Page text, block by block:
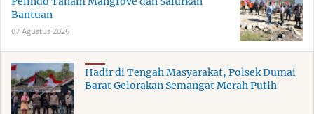
Bantuan
07 Agustus 2026
Hadir di Tengah Masyarakat, Polsek Dumai
Barat Gelorakan Semangat Merah Putih